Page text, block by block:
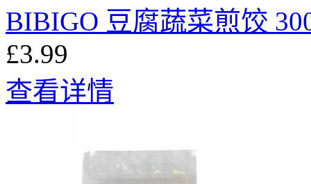
BIBIGO 豆腐蔬菜煎饺
£3.99
查看详情